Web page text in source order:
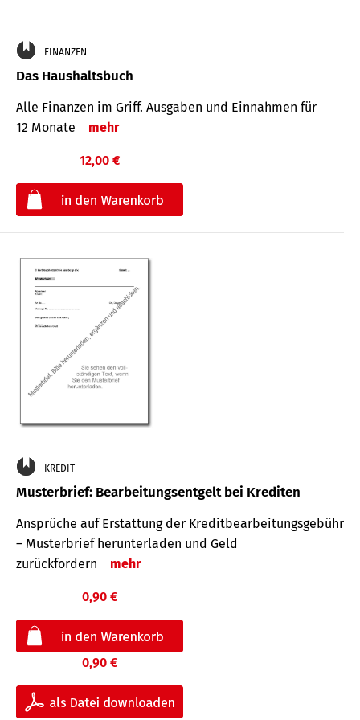
FINANZEN
Das Haushaltsbuch
Alle Finanzen im Griff. Aus­gaben und Ein­nahmen für
12 Monate
mehr
12,00 €
KREDIT
Musterbrief: Bearbeitungsentgelt bei Krediten
Ansprüche auf Erstattung der Kreditbearbeitungsgebühr
– Musterbrief herunterladen und Geld
zurückfordern
mehr
0,90 €
0,90 €